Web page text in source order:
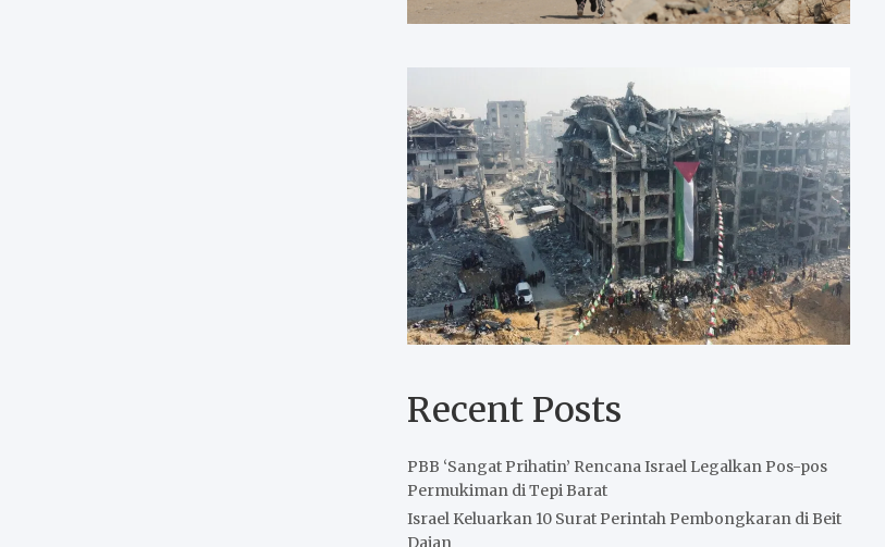
Recent Posts
PBB ‘Sangat Prihatin’ Rencana Israel Legalkan Pos-pos
Permukiman di Tepi Barat
Israel Keluarkan 10 Surat Perintah Pembongkaran di Beit
Dajan